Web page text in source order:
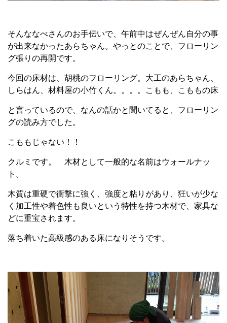
そんななべさんのお手伝いで、午前中はぜんぜん自分の事
が出来なかったあらちゃん。やっとのことで、フローリン
グ張りの再開です。
今回の床材は、胡桃のフローリング。大工のあらちゃん、
しらはん、材料屋の小竹くん。。。。こもも、こももの床
と言っているので、なんの話かと聞いてると、フローリン
グの読み方でした。
こももじゃない！！
クルミです。 木材として一般的な名前はウォールナッ
ト。
木質は重硬で衝撃に強く、強度と粘りがあり、狂いが少な
く加工性や着色性も良いという特性を持つ木材で、家具な
どに重宝されます。
落ち着いた高級感のある床になりそうです。